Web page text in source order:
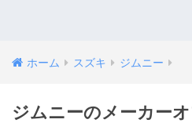
ホーム スズキ ジムニー
ジムニーのメーカー